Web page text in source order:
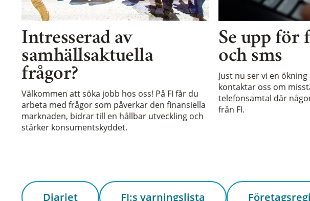
Intresserad av
samhällsaktuella
frågor?
Välkommen att söka jobb hos oss! På FI får du
arbeta med frågor som påverkar den finansiella
marknaden, bidrar till en hållbar utveckling och
stärker konsumentskyddet.
Se upp för
och sms
Just nu ser vi en
kontaktar oss om
telefonsamtal där
från FI.
Diariet FI:s varningslista